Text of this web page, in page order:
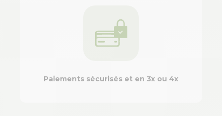
Paiements sécurisés et en 3x ou 4x